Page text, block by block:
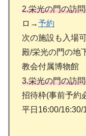
2.栄光の門の訪
ロ→予約
次の施設も入場
殿/栄光の門の地
教会付属博物館
3.栄光の門の訪問
招待枠(事前予約
平日16:00/16:30/